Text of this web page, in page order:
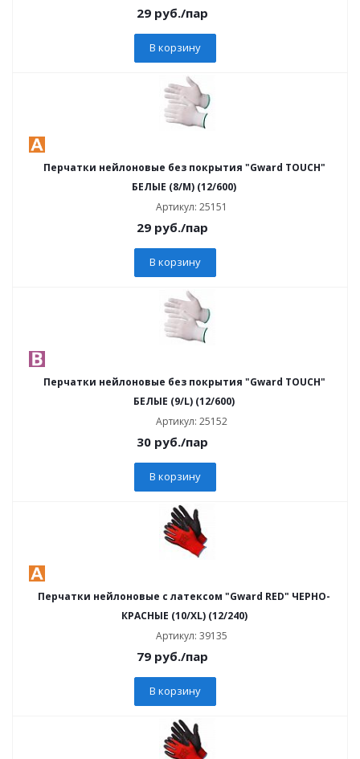
29руб./пар
В корзину
Перчатки нейлоновые без покрытия "Gward TOUCH"
БЕЛЫЕ (8/M) (12/600)
Артикул: 25151
29руб./пар
В корзину
Перчатки нейлоновые без покрытия "Gward TOUCH"
БЕЛЫЕ (9/L) (12/600)
Артикул: 25152
30руб./пар
В корзину
Перчатки нейлоновые с латексом "Gward RED" ЧЕРНО-
КРАСНЫЕ (10/XL) (12/240)
Артикул: 39135
79руб./пар
В корзину